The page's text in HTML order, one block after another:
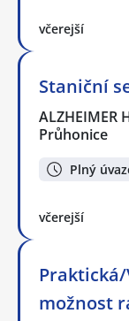
včerejší
Staniční
ALZHEIMER
Průhonice
Plný
včerejší
možnost